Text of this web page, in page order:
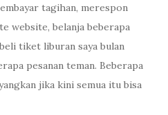
tagihan, merespon
website, belanja beberapa
tiket liburan saya bulan
pesanan teman. Beberapa
jika kini semua itu bisa